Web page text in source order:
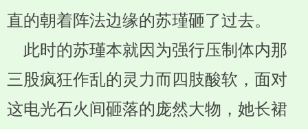
直的朝着阵法边缘的苏瑾砸了过去。
此时的苏瑾本就因为强行压制体内那
三股疯狂作乱的灵力而四肢酸软，面对
这电光石火间砸落的庞然大物，她长裙